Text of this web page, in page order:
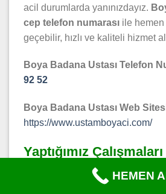
acil durumlarda yanınızdayız.
cep telefon numarası ile
geçebilir, hızlı ve kaliteli hizmet
Boya Badana Ustası Telefon
92 52
Boya Badana Ustası Web
https://www.ustamboyaci.com/
Yaptığımız
TıklayabilirsinizHEMEN